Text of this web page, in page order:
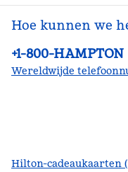
Hoe kunnen we
Telefoon:
+1-800-HAMPTON
Wereldwijde
Hilton-cadeaukaarten